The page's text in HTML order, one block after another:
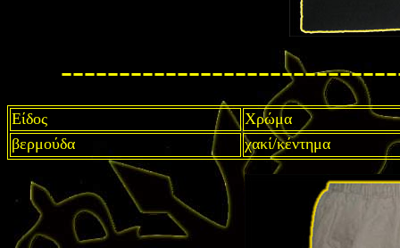
Είδος
Χρώμα
βερμούδα
χακί/κέντημα